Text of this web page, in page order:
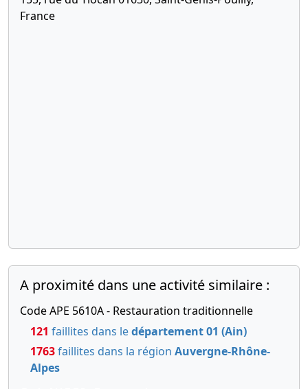
France
A proximité dans une activité similaire :
Code APE 5610A - Restauration traditionnelle
121 faillites dans ledépartement 01 (Ain)
1763faillites dans la région Auvergne-Rhône-
Alpes